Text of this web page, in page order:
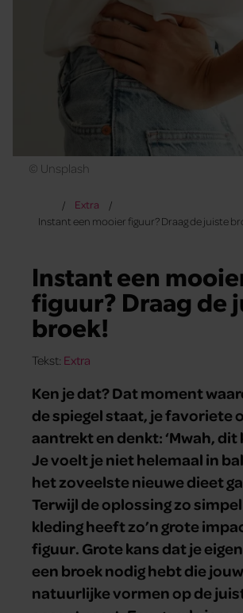
© Unsplash
Extra
Instant een mooier figuur? Draag de juiste
Instant een
figuur? Draag de
broek!
Tekst: Extra
Ken je dat? Dat moment
de spiegel staat, je favoriete
aantrekt en denkt: ‘Mwah, dit
Je voelt je niet helemaal in
het zoveelste nieuwe dieet
Terwijl de oplossing zo
kleding heeft zo’n grote
figuur. Grote kans dat je
een broek nodig hebt die jouw
natuurlijke vormen op de